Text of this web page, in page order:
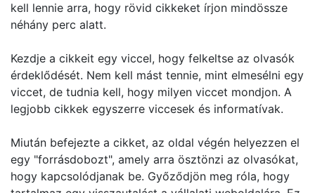
kell lennie arra, hogy rövid cikkeket írjon mindössze
néhány perc alatt.
Kezdje a cikkeit egy viccel, hogy felkeltse az olvasók
érdeklődését. Nem kell mást tennie, mint elmesélni egy
viccet, de tudnia kell, hogy milyen viccet mondjon. A
legjobb cikkek egyszerre viccesek és informatívak.
Miután befejezte a cikket, az oldal végén helyezzen el
egy "forrásdobozt", amely arra ösztönzi az olvasókat,
hogy kapcsolódjanak be. Győződjön meg róla, hogy